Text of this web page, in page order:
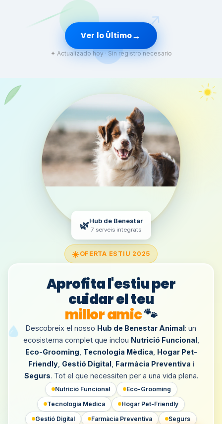
↗
Ver lo Último→
✦ Actualizado hoy · Sin registro necesario
☀️OFERTA ESTIU 2025
Aprofita l'estiu per
cuidar el teu
millor amic🐾
Descobreix el nosso Hub de Benestar Animal: un
ecosistema complet que inclou Nutrició Funcional,
Eco-Grooming Tecnologia Mèdica Hogar Pet-
Friendly, Gestió Digital, Farmàcia Preventiva i
Segurs. Tot el que necessiten per a una vida plena.
Nutrició Funcional
Eco-Grooming
Tecnologia Mèdica
Hogar Pet-Friendly
Gestió Digital
Farmàcia Preventiva Segurs
🌿Hub de Benestar
7 serveis integrats